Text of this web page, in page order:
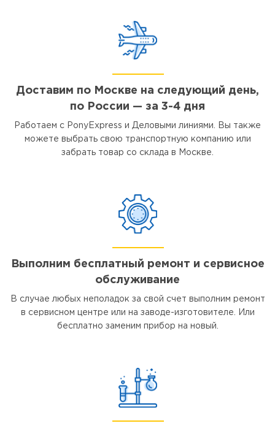
Доставим по Москве на следующий день,
по России — за 3-4 дня
Работаем с PonyExpress и Деловыми линиями. Вы также
можете выбрать свою транспортную компанию или
забрать товар со склада в Москве.
Выполним бесплатный ремонт и сервисное
обслуживание
В случае любых неполадок за свой счет выполним ремонт
в сервисном центре или на заводе-изготовителе. Или
бесплатно заменим прибор на новый.